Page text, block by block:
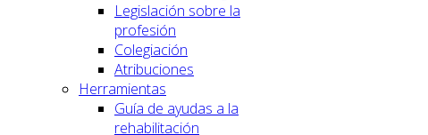
Legislación sobre la
profesión
Colegiación
Atribuciones
Herramientas
Guía de ayudas a la
rehabilitación